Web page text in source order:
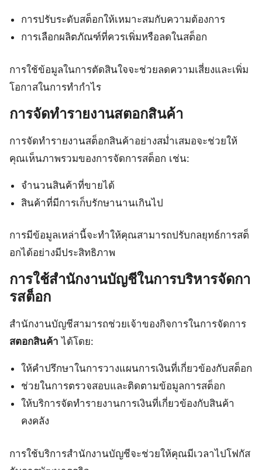
การปรับระดับสต็อกให้เหมาะสมกับความต้องการ
การเลือกผลิตภัณฑ์ที่ควรเพิ่มหรือลดในสต็อก
การใช้ข้อมูลในการตัดสินใจจะช่วยลดความเสี่ยงและเพิ่ม
โอกาสในการทำกำไร
การจัดทำรายงานสตอกสินค้า
การจัดทำรายงานสต็อกสินค้าอย่างสม่ำเสมอจะช่วยให้
คุณเห็นภาพรวมของการจัดการสต็อก เช่น:
จำนวนสินค้าที่ขายได้
สินค้าที่มีการเก็บรักษานานเกินไป
การมีข้อมูลเหล่านี้จะทำให้คุณสามารถปรับกลยุทธ์การสต็
อกได้อย่างมีประสิทธิภาพ
การใช้สำนักงานบัญชีในการบริหารจัดกา
รสต็อก
สำนักงานบัญชีสามารถช่วยเจ้าของกิจการในการจัดการ
สตอกสินค้า ได้โดย:
ให้คำปรึกษาในการวางแผนการเงินที่เกี่ยวข้องกับสต็อก
ช่วยในการตรวจสอบและติดตามข้อมูลการสต็อก
ให้บริการจัดทำรายงานการเงินที่เกี่ยวข้องกับสินค้า
คงคลัง
การใช้บริการสำนักงานบัญชีจะช่วยให้คุณมีเวลาไปโฟกัส